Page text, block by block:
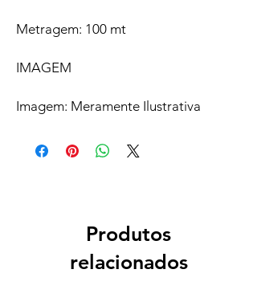
Metragem: 100 mt
IMAGEM
Imagem: Meramente Ilustrativa
Produtos
relacionados